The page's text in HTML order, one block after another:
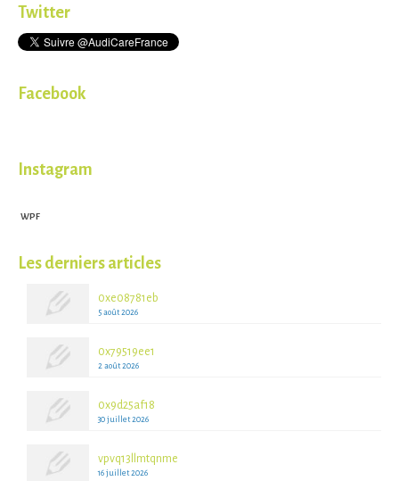
Twitter
Facebook
Instagram
WPF
Les derniers articles
0xe08781eb
5 août 2026
0x79519ee1
2 août 2026
0x9d25af18
30 juillet 2026
vpvq13llmtqnme
16 juillet 2026